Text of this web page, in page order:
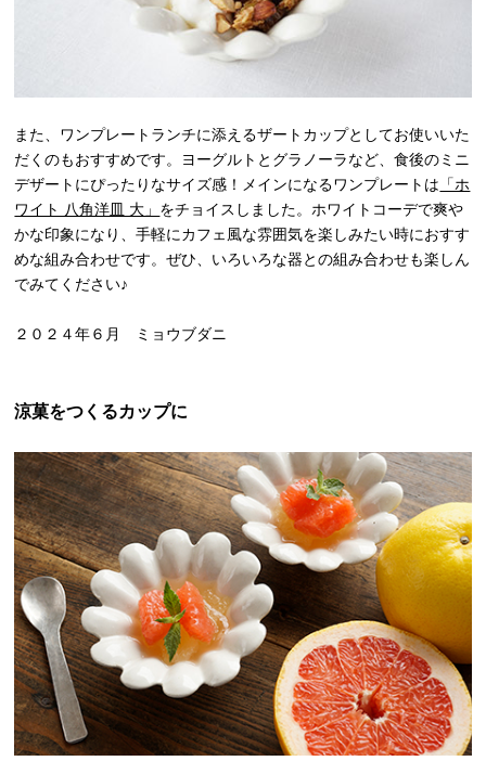
また、ワンプレートランチに添えるザートカップとしてお使いいた
だくのもおすすめです。ヨーグルトとグラノーラなど、食後のミニ
デザートにぴったりなサイズ感！メインになるワンプレートは 「ホ
ワイト 八角洋皿 大」 をチョイスしました。ホワイトコーデで爽や
かな印象になり、手軽にカフェ風な雰囲気を楽しみたい時におすす
めな組み合わせです。ぜひ、いろいろな器との組み合わせも楽しん
でみてください♪
２０２４年６月 ミョウブダニ
涼菓をつくるカップに